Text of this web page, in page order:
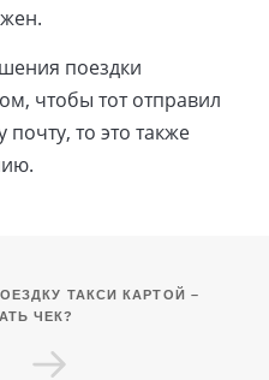
поездки
чтобы тот отправил
то это также
ТАКСИ КАРТОЙ –
ЧЕК?